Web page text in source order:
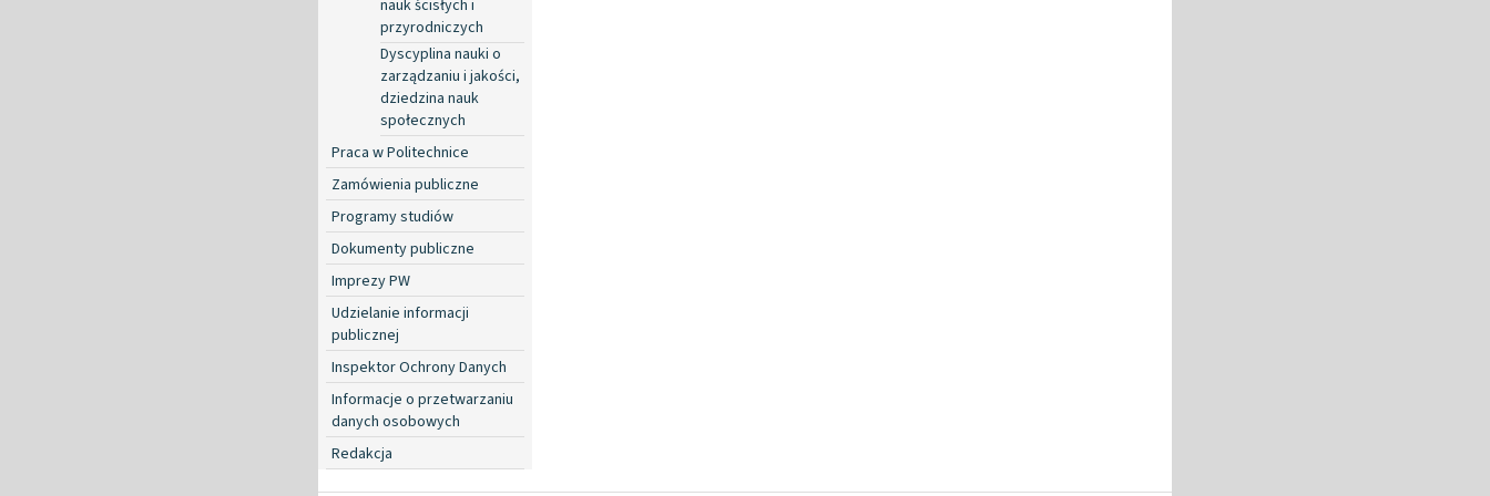
nauk ścisłych i
przyrodniczych
Dyscyplina nauki o
zarządzaniu i jakości,
dziedzina nauk
społecznych
Praca w Politechnice
Zamówienia publiczne
Programy studiów
Dokumenty publiczne
Imprezy PW
Udzielanie informacji
publicznej
Inspektor Ochrony Danych
Informacje o przetwarzaniu
danych osobowych
Redakcja